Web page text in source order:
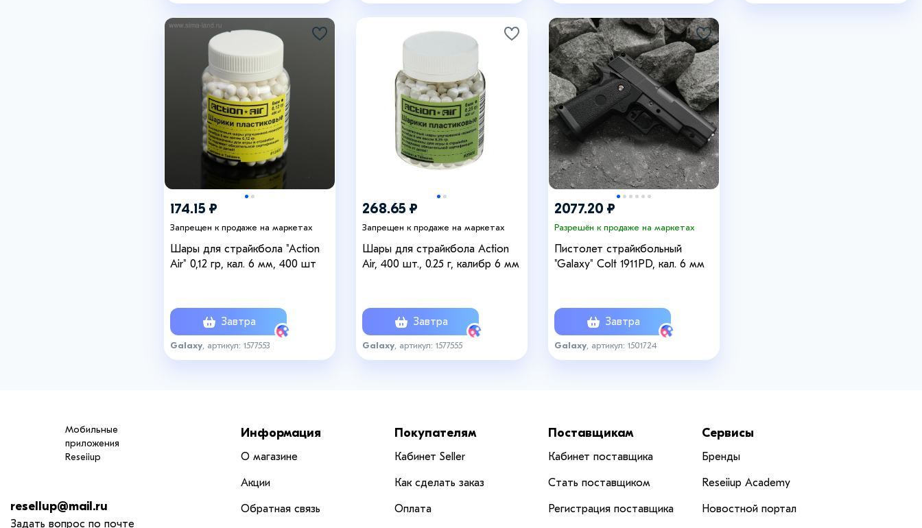
174.15 ₽
Запрещен к продаже на маркетах
Шары для страйкбола "Action
Air" 0,12 гр, кал. 6 мм, 400 шт
Завтра
Galaxy , артикул: 1577553
268.65 ₽
Запрещен к продаже на маркетах
Шары для страйкбола Action
Air, 400 шт., 0.25 г, калибр 6 мм
Завтра
Galaxy , артикул: 1577555
2077.20 ₽
Разрешён к продаже на маркетах
Пистолет страйкбольный
"Galaxy" Colt 1911PD, кал. 6 мм
Завтра
Galaxy , артикул: 1501724
Мобильные
приложения
Reseiiup
resellup@mail.ru
Задать вопрос по почте
Информация
О магазине
Акции
Обратная связь
Покупателям
Кабинет Seller
Как сделать заказ
Оплата
Поставщикам
Кабинет поставщика
Стать поставщиком
Регистрация поставщика
Сервисы
Бренды
Reseiiup Аcademy
Новостной портал